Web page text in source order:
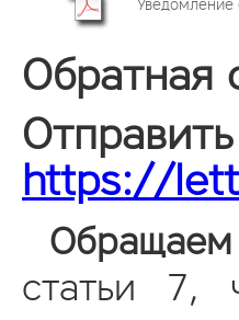
Уведомление
Обратная
https://
статьи 7,